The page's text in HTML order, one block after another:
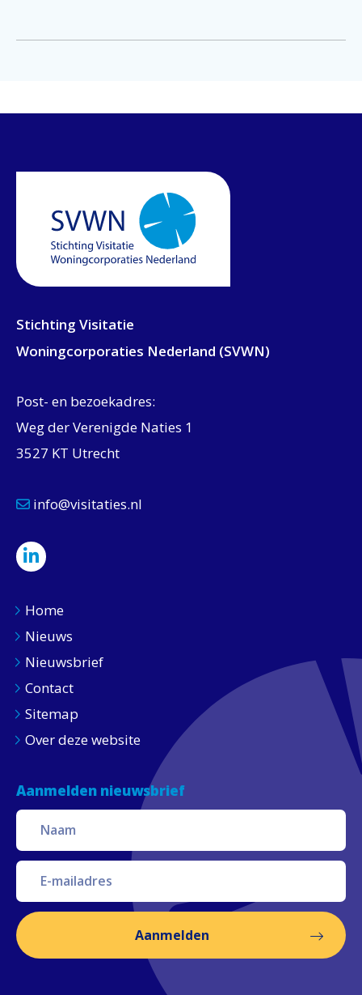
Stichting Visitatie
Woningcorporaties Nederland (SVWN)
Post- en bezoekadres:
Weg der Verenigde Naties 1
3527 KT Utrecht
info@visitaties.nl
Home
Nieuws
Nieuwsbrief
Contact
Sitemap
Over deze website
Aanmelden nieuwsbrief
Aanmelden